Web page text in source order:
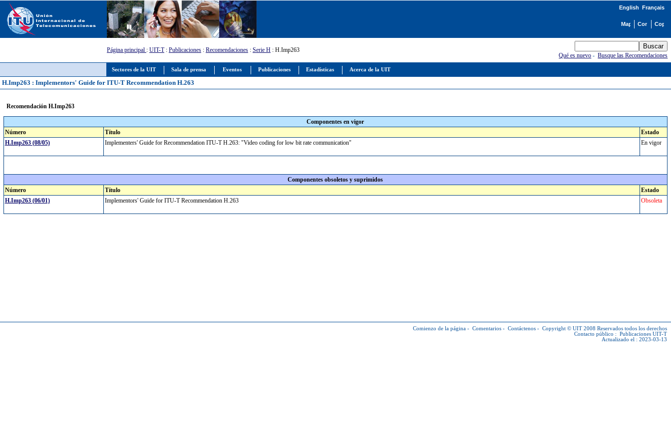
Sectores de la UIT Sala de prensa Eventos Publicaciones Estadísticas Acerca de la UIT
English Français
Página principal : UIT-T: Publicaciones : Recomendaciones : Serie H : H.Imp263
Qué es nuevo -Busque las Recomendaciones
H.Imp263 : Implementors' Guide for ITU-T Recommendation H.263
Recomendación H.Imp263
Componentes en vigor
Número
Título
Estado
H.Imp263 (08/05)
Implementers' Guide for Recommendation ITU-T H.263: "Video coding for low bit rate communication" En vigor
Componentes obsoletos y suprimidos
Número
Título
Estado
H.Imp263 (06/01)
Implementors' Guide for ITU-T Recommendation H.263 Obsoleta
Comienzo de la página - Comentarios - Contáctenos - Copyright © UIT 2008 Reservados todos los derechos
Contacto público : Publicaciones UIT-T
Actualizado el : 2023-03-13